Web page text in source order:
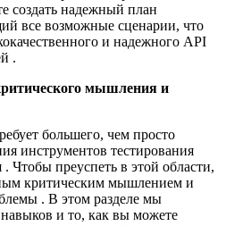
создать надежный план
все возможные сценарии, что
и надежного API
.
мышления и
большего, чем просто
инструментов тестирования
Чтобы преуспеть в этой области,
критическим мышлением и
. В этом разделе мы
и то, как вы можете